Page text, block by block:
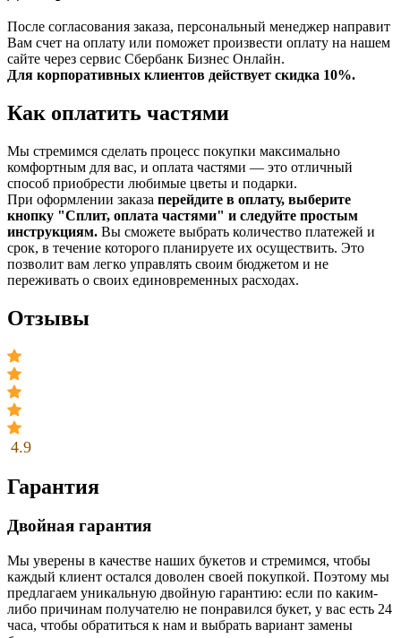
После согласования заказа, персональный менеджер направит
Вам счет на оплату или поможет произвести оплату на нашем
сайте через сервис Сбербанк Бизнес Онлайн.
Для корпоративных клиентов действует скидка 10%.
Как оплатить частями
Мы стремимся сделать процесс покупки максимально
комфортным для вас, и оплата частями — это отличный
способ приобрести любимые цветы и подарки.
При оформлении заказа перейдите в оплату, выберите
кнопку "Сплит, оплата частями" и следуйте простым
инструкциям. Вы сможете выбрать количество платежей и
срок, в течение которого планируете их осуществить. Это
позволит вам легко управлять своим бюджетом и не
переживать о своих единовременных расходах.
Отзывы
4.9
Гарантия
Двойная гарантия
Мы уверены в качестве наших букетов и стремимся, чтобы
каждый клиент остался доволен своей покупкой. Поэтому мы
предлагаем уникальную двойную гарантию: если по каким-
либо причинам получателю не понравился букет, у вас есть 24
часа, чтобы обратиться к нам и выбрать вариант замены